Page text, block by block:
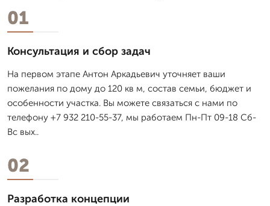
01
Консультация и сбор задач
На первом этапе Антон Аркадьевич уточняет ваши
пожелания по дому до 120 кв м, состав семьи, бюджет и
особенности участка. Вы можете связаться с нами по
телефону +7 932 210-55-37, мы работаем Пн-Пт 09-18 Сб-
Вс вых..
02
Разработка концепции